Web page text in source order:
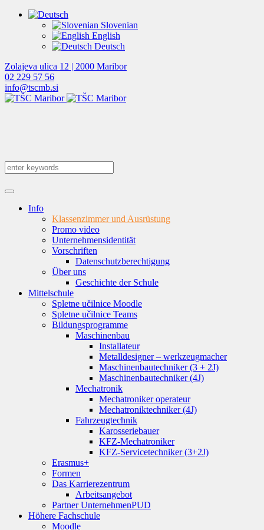
Slovenian
English
Deutsch
Zolajeva ulica 12 | 2000 Maribor
02 229 57 56
info@tscmb.si
Info
Klassenzimmer und Ausrüstung
Promo video
Unternehmensidentität
Vorschriften
Datenschutzberechtigung
Über uns
Geschichte der Schule
Mittelschule
Spletne učilnice Moodle
Spletne učilnice Teams
Bildungsprogramme
Maschinenbau
Installateur
Metalldesigner – werkzeugmacher
Maschinenbautechniker (3 + 2J)
Maschinenbautechniker (4J)
Mechatronik
Mechatroniker operateur
Mechatroniktechniker (4J)
Fahrzeugtechnik
Karosseriebauer
KFZ-Mechatroniker
KFZ-Servicetechniker (3+2J)
Erasmus+
Formen
Das Karrierezentrum
Arbeitsangebot
Partner UnternehmenPUD
Höhere Fachschule
Moodle